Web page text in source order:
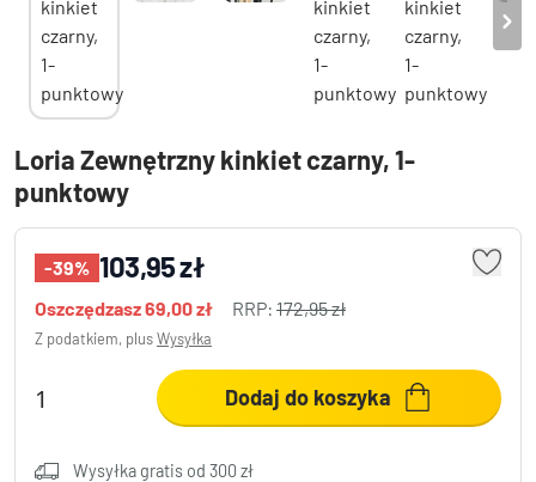
Loria Zewnętrzny kinkiet czarny, 1-
punktowy
-39% 103,95 zł
Oszczędzasz69,00 zł RRP: 172,95 zł
Z podatkiem, plusWysyłka
Dodaj do koszyka
Wysyłka gratis od 300 zł